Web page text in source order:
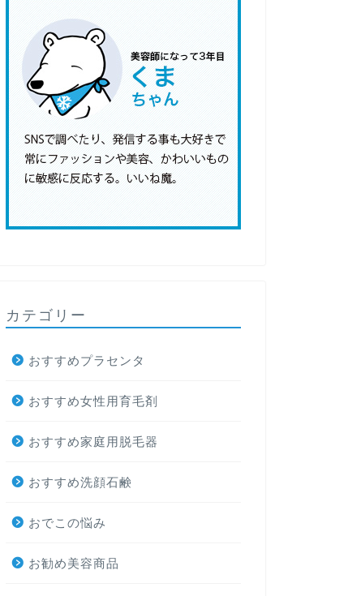
カテゴリー
おすすめプラセンタ
おすすめ女性用育毛剤
おすすめ家庭用脱毛器
おすすめ洗顔石鹸
おでこの悩み
お勧め美容商品